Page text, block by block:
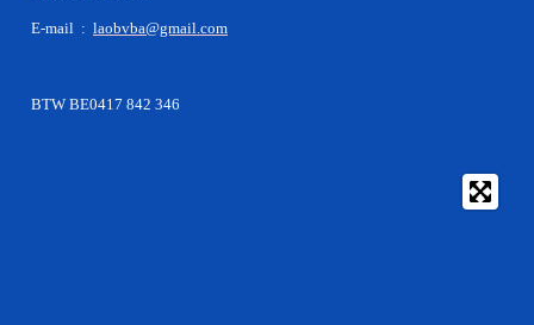
E-mail : laobvba@gmail.com
BTW BE0417 842 346